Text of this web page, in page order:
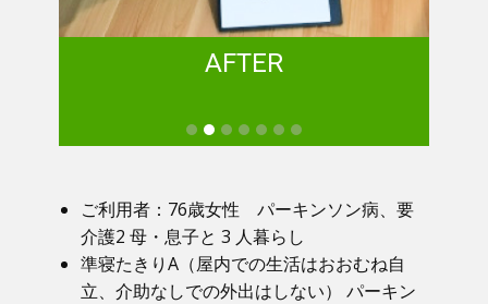
AFTER
ご利用者：​76歳女性 パーキンソン病、要
介護2 母・息子と 3 人暮らし
準寝たきりA（屋内での生活はおおむね自
立、介助なしでの外出はしない） パーキン